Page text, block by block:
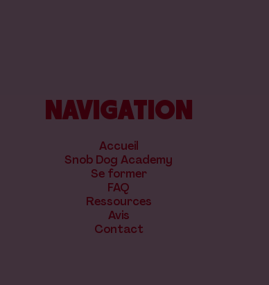
NAVIGATION
Accueil
Snob Dog Academy
Se former
FAQ
Ressources
Avis
Contact